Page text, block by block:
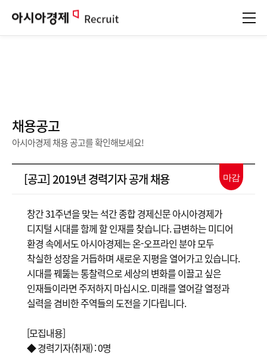
아시아경제
Recruit
채용공고
아시아경제 채용 공고를 확인해보세요!
[공고] 2019년 경력기자 공개 채용 마감
창간 31주년을 맞는 석간 종합 경제신문 아시아경제가
디지털 시대를 함께 할 인재를 찾습니다. 급변하는 미디어
환경 속에서도 아시아경제는 온-오프라인 분야 모두
착실한 성장을 거듭하며 새로운 지평을 열어가고 있습니다.
시대를 꿰뚫는 통찰력으로 세상의 변화를 이끌고 싶은
인재들이라면 주저하지 마십시오. 미래를 열어갈 열정과
실력을 겸비한 주역들의 도전을 기다립니다.
[모집내용]
◆ 경력기자(취재) : 0명